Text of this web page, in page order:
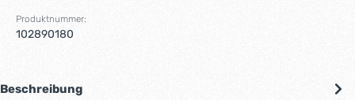
Produktnummer:
102890180
Beschreibung